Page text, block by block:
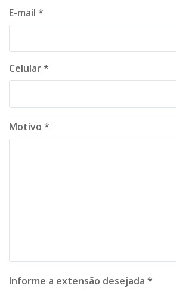
E-mail *
Celular *
Motivo *
Informe a extensão desejada *